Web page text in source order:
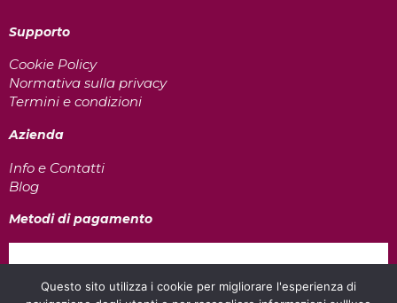
Supporto
Cookie Policy
Normativa sulla privacy
Termini e condizioni
Azienda
Info e Contatti
Blog
Metodi di pagamento
Questo sito utilizza i cookie per migliorare l'esperienza di